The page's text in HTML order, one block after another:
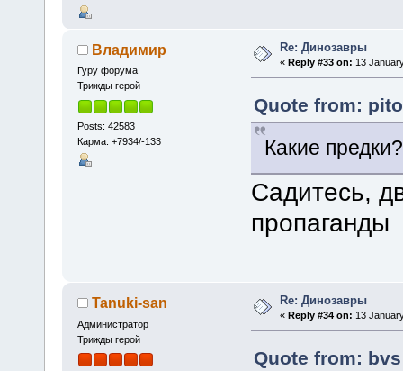
Владимир
Гуру форума
Трижды герой
Posts: 42583
Карма: +7934/-133
Re: Динозавры
«Reply #33 on: 13
Quote from:
Какие
Садитесь,
пропаганды
Tanuki-san
Администратор
Трижды герой
Re: Динозавры
« Reply #34 on: 13
Quote from: